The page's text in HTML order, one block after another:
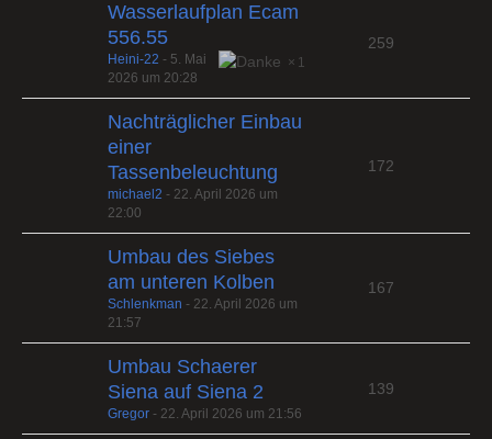
Wasserlaufplan Ecam
556.55
1
Heini-22 - 5. Mai
2026 um 20:28
259
Nachträglicher Einbau
einer
Tassenbeleuchtung
michael2 - 22. April 2026 um
22:00
172
Umbau des Siebes
am unteren Kolben
Schlenkman - 22. April 2026 um
21:57
167
Umbau Schaerer
Siena auf Siena 2
Gregor - 22. April 2026 um 21:56
139